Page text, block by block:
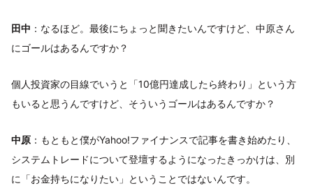
田中 ：なるほど。最後にちょっと聞きたいんですけど、中原さん
にゴールはあるんですか？
個人投資家の目線でいうと「10億円達成したら終わり」という方
もいると思うんですけど、そういうゴールはあるんですか？
中原 ：もともと僕がYahoo!ファイナンスで記事を書き始めたり、
システムトレードについて登壇するようになったきっかけは、別
に「お金持ちになりたい」ということではないんです。